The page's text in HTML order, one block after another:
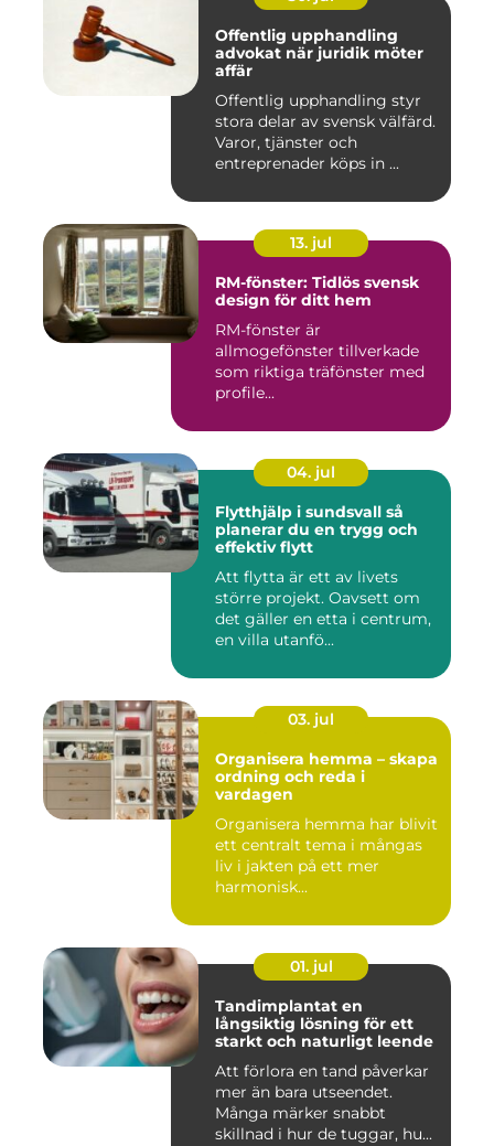
Offentlig upphandling
advokat när juridik möter
affär
Offentlig upphandling styr
stora delar av svensk välfärd.
Varor, tjänster och
entreprenader köps in ...
13. jul
RM-fönster: Tidlös svensk
design för ditt hem
RM-fönster är
allmogefönster tillverkade
som riktiga träfönster med
profile...
04. jul
Flytthjälp i sundsvall så
planerar du en trygg och
effektiv flytt
Att flytta är ett av livets
större projekt. Oavsett om
det gäller en etta i centrum,
en villa utanfö...
03. jul
Organisera hemma – skapa
ordning och reda i
vardagen
Organisera hemma har blivit
ett centralt tema i mångas
liv i jakten på ett mer
harmonisk...
01. jul
Tandimplantat en
långsiktig lösning för ett
starkt och naturligt leende
Att förlora en tand påverkar
mer än bara utseendet.
Många märker snabbt
skillnad i hur de tuggar, hu...